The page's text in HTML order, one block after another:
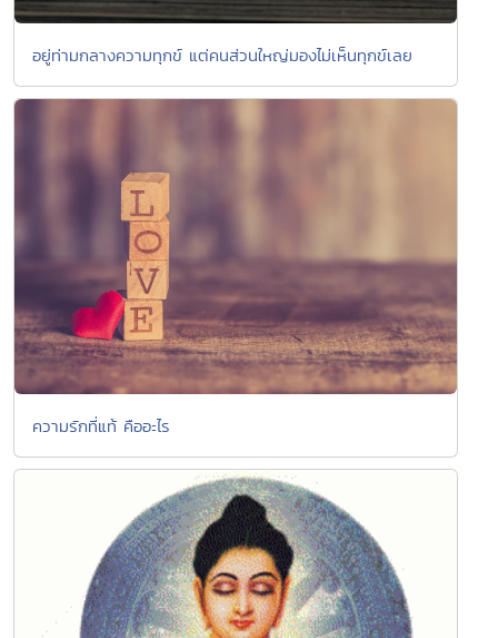
อยู่ท่ามกลางความทุกข์ แต่คนส่วนใหญ่มองไม่เห็นทุกข์เลย
ความรักที่แท้ คืออะไร